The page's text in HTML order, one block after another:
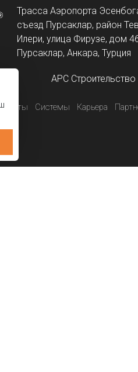
Трасса Аэропорта
съезд Пурсаклар, район
Илери, улица Фирузе, дом
Пурсаклар, Анкара, Турция
APC Строительство
Системы Карьера